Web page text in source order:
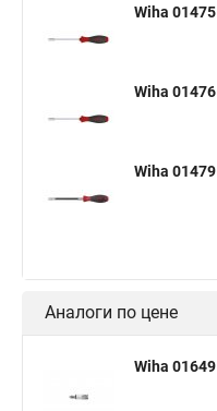
Wiha 01475
Wiha 01476
Wiha 01479
Аналоги по цене
Wiha 01649